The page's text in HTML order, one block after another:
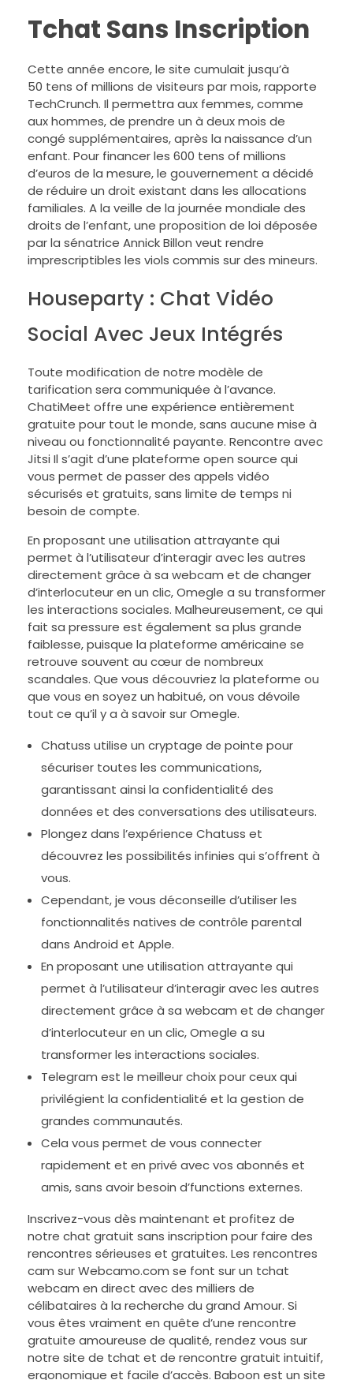
Tchat Sans Inscription
Cette année encore, le site cumulait jusqu’à
50 tens of millions de visiteurs par mois, rapporte
TechCrunch. Il permettra aux femmes, comme
aux hommes, de prendre un à deux mois de
congé supplémentaires, après la naissance d’un
enfant. Pour financer les 600 tens of millions
d’euros de la mesure, le gouvernement a décidé
de réduire un droit existant dans les allocations
familiales. A la veille de la journée mondiale des
droits de l’enfant, une proposition de loi déposée
par la sénatrice Annick Billon veut rendre
imprescriptibles les viols commis sur des mineurs.
Houseparty : Chat Vidéo
Social Avec Jeux Intégrés
Toute modification de notre modèle de
tarification sera communiquée à l’avance.
ChatiMeet offre une expérience entièrement
gratuite pour tout le monde, sans aucune mise à
niveau ou fonctionnalité payante. Rencontre avec
Jitsi Il s’agit d’une plateforme open source qui
vous permet de passer des appels vidéo
sécurisés et gratuits, sans limite de temps ni
besoin de compte.
En proposant une utilisation attrayante qui
permet à l’utilisateur d’interagir avec les autres
directement grâce à sa webcam et de changer
d’interlocuteur en un clic, Omegle a su transformer
les interactions sociales. Malheureusement, ce qui
fait sa pressure est également sa plus grande
faiblesse, puisque la plateforme américaine se
retrouve souvent au cœur de nombreux
scandales. Que vous découvriez la plateforme ou
que vous en soyez un habitué, on vous dévoile
tout ce qu’il y a à savoir sur Omegle.
Chatuss utilise un cryptage de pointe pour
sécuriser toutes les communications,
garantissant ainsi la confidentialité des
données et des conversations des utilisateurs.
Plongez dans l’expérience Chatuss et
découvrez les possibilités infinies qui s’offrent à
vous.
Cependant, je vous déconseille d’utiliser les
fonctionnalités natives de contrôle parental
dans Android et Apple.
En proposant une utilisation attrayante qui
permet à l’utilisateur d’interagir avec les autres
directement grâce à sa webcam et de changer
d’interlocuteur en un clic, Omegle a su
transformer les interactions sociales.
Telegram est le meilleur choix pour ceux qui
privilégient la confidentialité et la gestion de
grandes communautés.
Cela vous permet de vous connecter
rapidement et en privé avec vos abonnés et
amis, sans avoir besoin d’functions externes.
Inscrivez-vous dès maintenant et profitez de
notre chat gratuit sans inscription pour faire des
rencontres sérieuses et gratuites. Les rencontres
cam sur Webcamo.com se font sur un tchat
webcam en direct avec des milliers de
célibataires à la recherche du grand Amour. Si
vous êtes vraiment en quête d’une rencontre
gratuite amoureuse de qualité, rendez vous sur
notre site de tchat et de rencontre gratuit intuitif,
ergonomique et facile d’accès. Baboon est un site